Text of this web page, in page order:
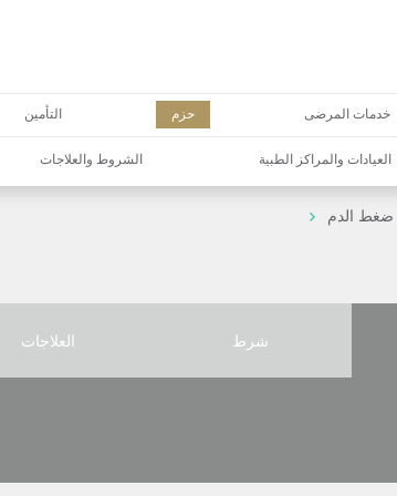
خدمات المرضى حزم التأمين
العيادات والمراكز الطبية الشروط والعلاجات
ضغط الدم
شرط العلاجات